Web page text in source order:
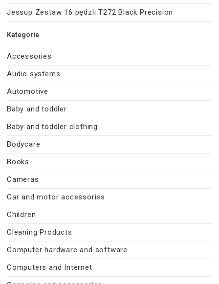
Jessup Zestaw 16 pędzli T272 Black Precision
Kategorie
Accessories
Audio systems
Automotive
Baby and toddler
Baby and toddler clothing
Bodycare
Books
Cameras
Car and motor accessories
Children
Cleaning Products
Computer hardware and software
Computers and Internet